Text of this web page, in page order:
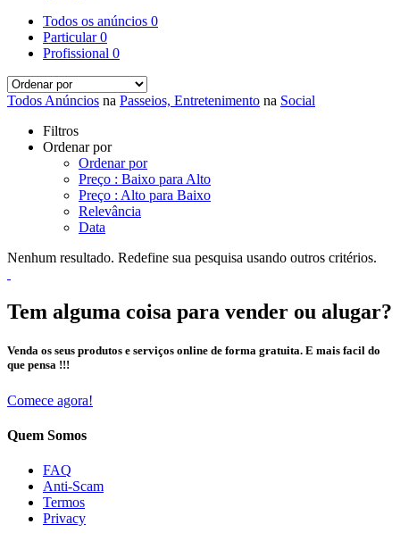
Todos os anúncios 0
Particular0
Profissional 0
Todos Anúncios na Passeios, Entretenimento na Social
Filtros
Ordenar por
Ordenar por
Preço : Baixo para Alto
Preço : Alto para Baixo
Relevância
Data
Nenhum resultado. Redefine sua pesquisa usando outros critérios.
Tem alguma coisa para vender ou alugar?
Venda os seus produtos e serviços online de forma gratuita. E mais facil do
que pensa !!!
Comece agora!
Quem Somos
FAQ
Anti-Scam
Termos
Privacy